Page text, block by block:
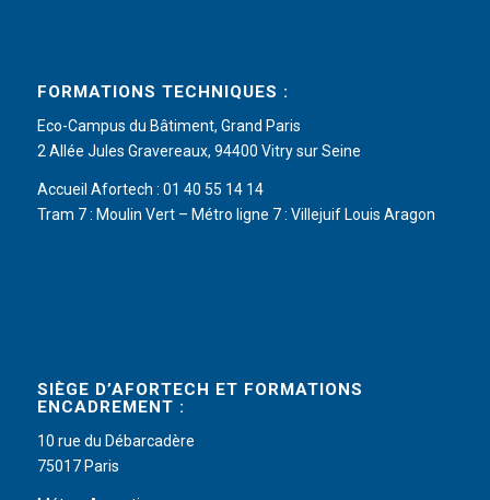
FORMATIONS TECHNIQUES :
Eco-Campus du Bâtiment, Grand Paris
2 Allée Jules Gravereaux, 94400 Vitry sur Seine
Accueil Afortech : 01 40 55 14 14
Tram 7 : Moulin Vert – Métro ligne 7 : Villejuif Louis Aragon
SIÈGE D’AFORTECH ET FORMATIONS
ENCADREMENT :
10 rue du Débarcadère
75017 Paris